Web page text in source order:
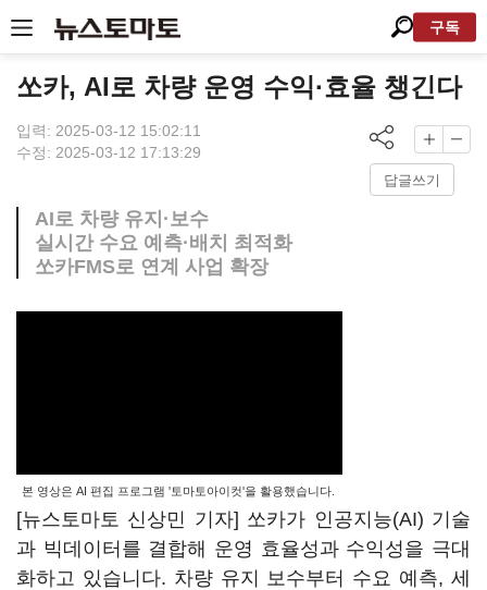
구독
쏘카, AI로 차량 운영 수익·효율 챙긴다
입력: 2025-03-12 15:02:11
수정: 2025-03-12 17:13:29
답글쓰기
AI로 차량 유지·보수
실시간 수요 예측·배치 최적화
쏘카FMS로 연계 사업 확장
본 영상은 AI 편집 프로그램 '토마토아이컷'을 활용했습니다.
[뉴스토마토 신상민 기자] 쏘카가 인공지능(AI) 기술
과 빅데이터를 결합해 운영 효율성과 수익성을 극대
화하고 있습니다. 차량 유지 보수부터 수요 예측, 세